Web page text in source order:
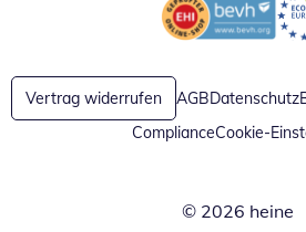
Öffnet in neuem
Vertrag widerrufen AGBDatenschutz
ComplianceCookie-
© 2026 heine